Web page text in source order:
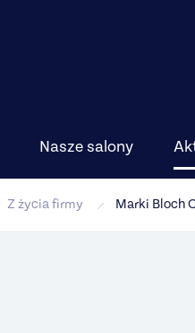
Nasze salony
Z życia firmy Marki Bloch